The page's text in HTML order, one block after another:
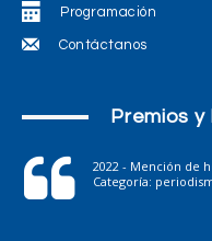
Programación
Contáctanos
Premios
2022 - Mención de
Categoría: